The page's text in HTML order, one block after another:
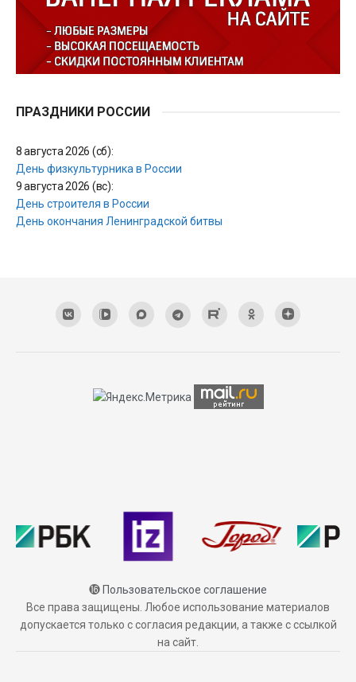
ПРАЗДНИКИ РОССИИ
8 августа 2026 (сб):
День физкультурника в России
9 августа 2026 (вс):
День строителя в России
День окончания Ленинградской битвы
⓰ Пользовательское соглашение
Все права защищены. Любое использование материалов
допускается только с согласия редакции, а также с ссылкой
на сайт.